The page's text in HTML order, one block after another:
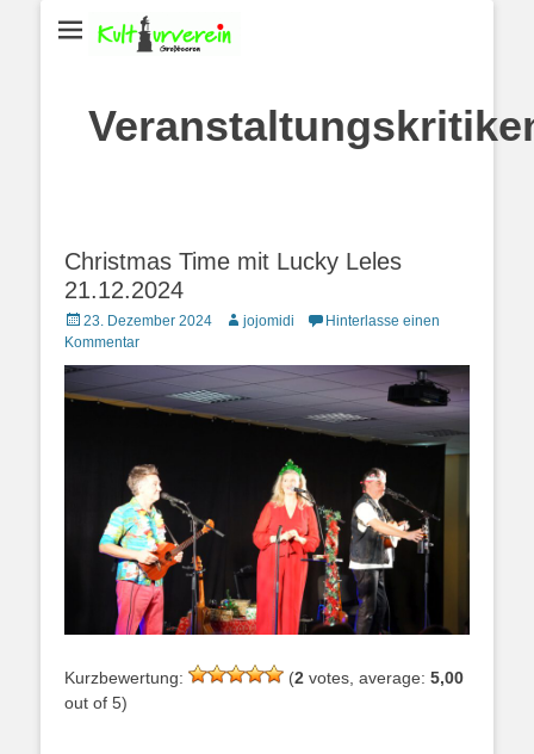
Christmas Time mit Lucky Leles
21.12.2024
Posted
on
23. Dezember 2024 Autorjojomidi
Hinterlasse einen
Kommentar
Kurzbewertung: (2 votes, average: 5,00
out of 5)